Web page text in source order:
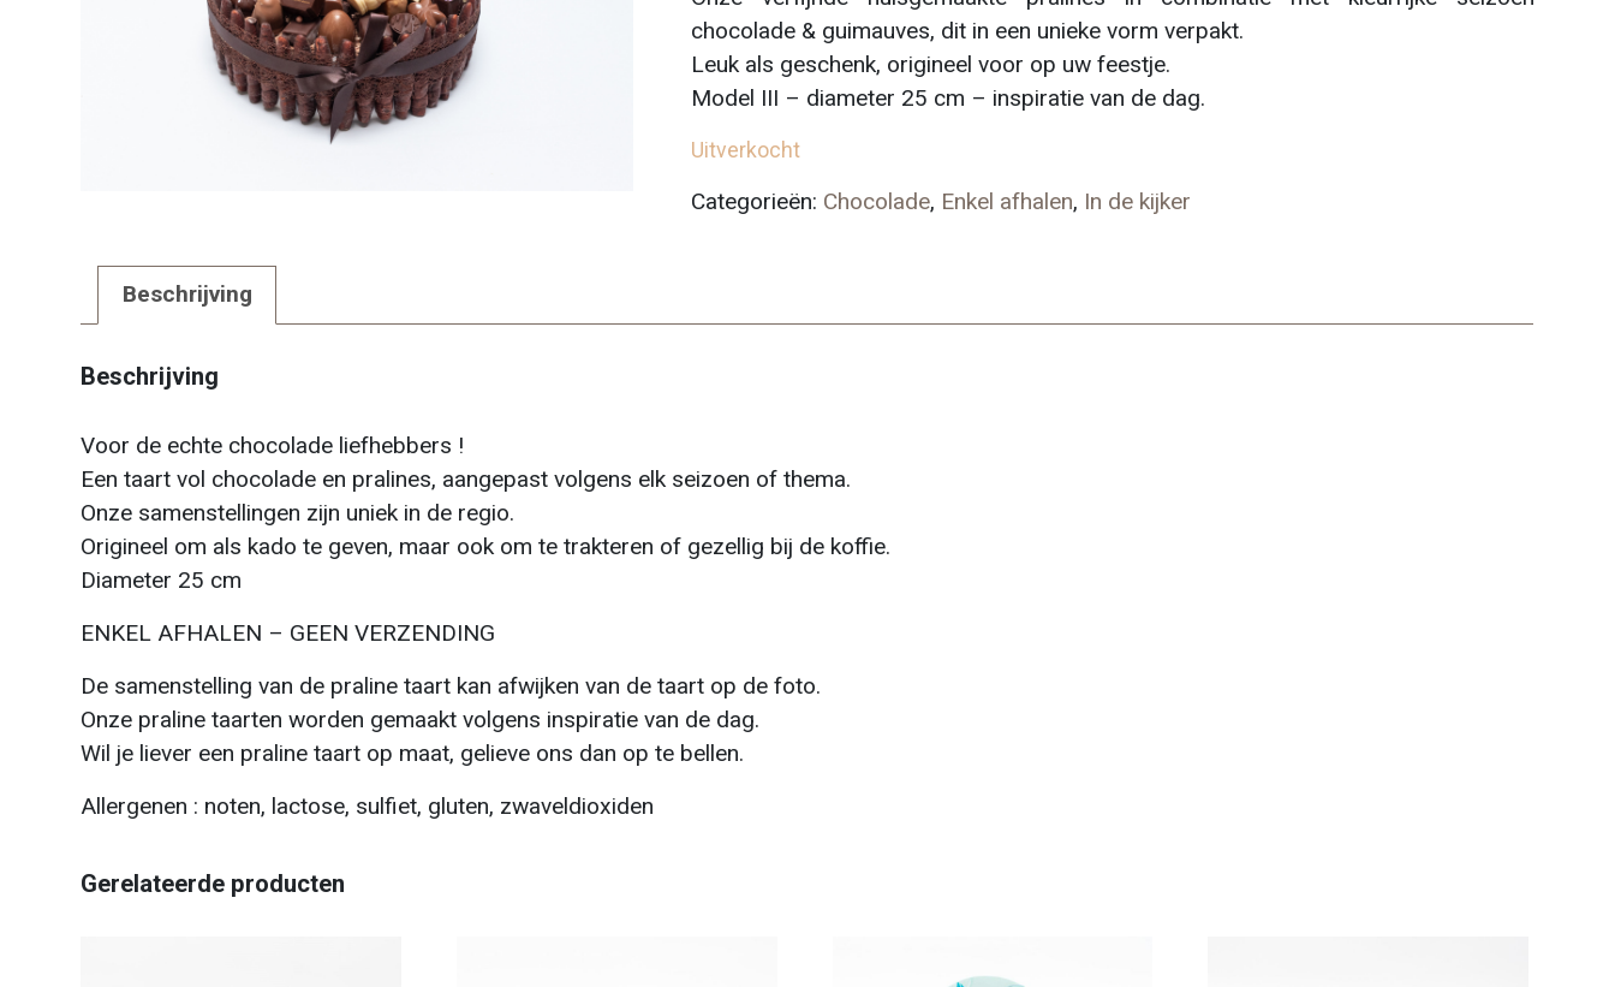
chocolade & guimauves, dit in een unieke vorm verpakt.
Leuk als geschenk, origineel voor op uw feestje.
Model III – diameter 25 cm – inspiratie van de dag.
Uitverkocht
Categorieën: Chocolade, Enkel afhalen, In de kijker
Beschrijving
Beschrijving
Voor de echte chocolade liefhebbers !
Een taart vol chocolade en pralines, aangepast volgens elk seizoen of thema.
Onze samenstellingen zijn uniek in de regio.
Origineel om als kado te geven, maar ook om te trakteren of gezellig bij de koffie.
Diameter 25 cm
ENKEL AFHALEN – GEEN VERZENDING
De samenstelling van de praline taart kan afwijken van de taart op de foto.
Onze praline taarten worden gemaakt volgens inspiratie van de dag.
Wil je liever een praline taart op maat, gelieve ons dan op te bellen.
Allergenen : noten, lactose, sulfiet, gluten, zwaveldioxiden
Gerelateerde producten